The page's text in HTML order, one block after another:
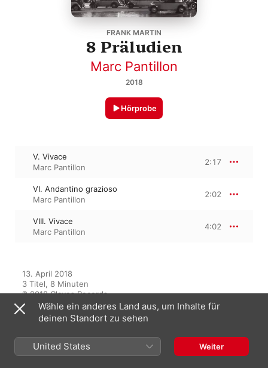
FRANK MARTIN
8 Präludien
Marc Pantillon
2018
Hörprobe
V. Vivace
Marc Pantillon
2:17
VI. Andantino grazioso
Marc Pantillon
2:02
VIII. Vivace
Marc Pantillon
4:02
13. April 2018
3 Titel, 8 Minuten
℗ 2018 Claves Records
Aus dem Album
Wähle ein anderes Land aus, um Inhalte für
deinen Standort zu sehen
United States Weiter